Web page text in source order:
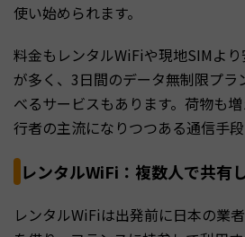
使い始められます。
料金もレンタルWiFiや現地SIMよ
が多く、3日間のデータ無制限プ
べるサービスもあります。荷物も
行者の主流になりつつある通信手段
レンタルWiFi：複数人で共有
レンタルWiFiは出発前に日本の業